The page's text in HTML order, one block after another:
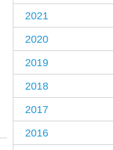
2021
2020
2019
2018
2017
2016